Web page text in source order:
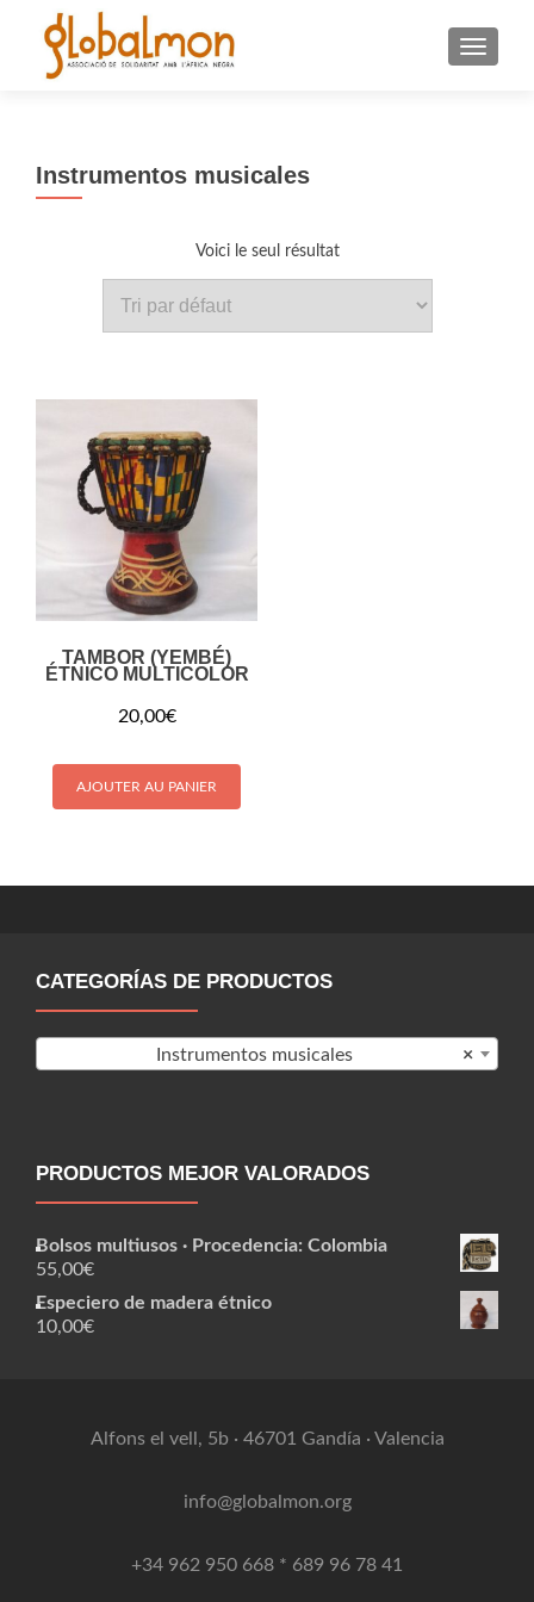
Instrumentos musicales
Voici le seul résultat
TAMBOR (YEMBÉ)
ÉTNICO MULTICOLOR
20,00€
AJOUTER AU PANIER
CATEGORÍAS DE PRODUCTOS
×
Instrumentos musicales
PRODUCTOS MEJOR VALORADOS
Bolsos multiusos · Procedencia: Colombia
55,00€
Especiero de madera étnico
10,00€
Alfons el vell, 5b · 46701 Gandía · Valencia
info@globalmon.org
+34 962 950 668 * 689 96 78 41